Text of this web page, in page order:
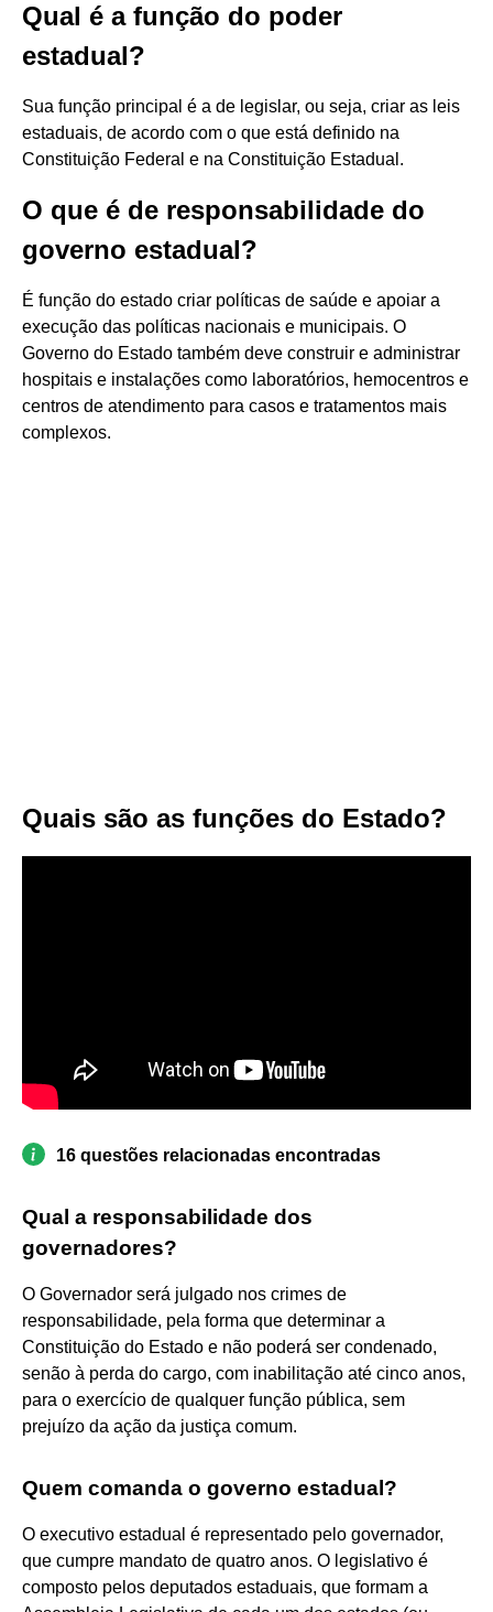
Qual é a função do poder
estadual?
Sua função principal é a de legislar, ou seja, criar as leis
estaduais, de acordo com o que está definido na
Constituição Federal e na Constituição Estadual.
O que é de responsabilidade do
governo estadual?
É função do estado criar políticas de saúde e apoiar a
execução das políticas nacionais e municipais. O
Governo do Estado também deve construir e administrar
hospitais e instalações como laboratórios, hemocentros e
centros de atendimento para casos e tratamentos mais
complexos.
Quais são as funções do Estado?
16 questões relacionadas encontradas
Qual a responsabilidade dos
governadores?
O Governador será julgado nos crimes de
responsabilidade, pela forma que determinar a
Constituição do Estado e não poderá ser condenado,
senão à perda do cargo, com inabilitação até cinco anos,
para o exercício de qualquer função pública, sem
prejuízo da ação da justiça comum.
Quem comanda o governo estadual?
O executivo estadual é representado pelo governador,
que cumpre mandato de quatro anos. O legislativo é
composto pelos deputados estaduais, que formam a